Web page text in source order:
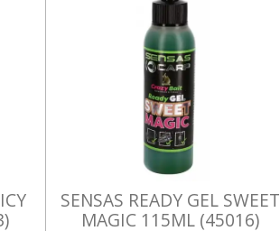
SENSAS READY GEL SWEET
MAGIC 115ML (45016)